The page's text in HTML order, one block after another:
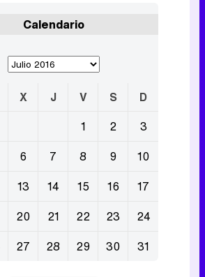
Calendario
X J V S
D
1
2
3
6 7 8 9
10
13 14 15 16
17
20 21 22 23
24
27 28 29 30 31